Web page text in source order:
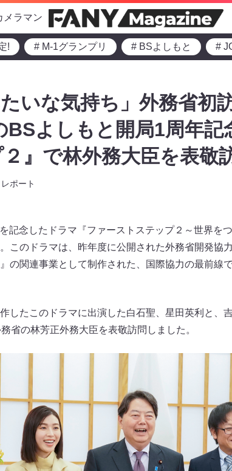
メラマン
! # M-1グランプリ # BSよしもと #
たいな気持ち」外務省初
BSよしもと開局1周年記
』で林外務大臣を表敬
レポート
記念したドラマ『ファーストステップ２～世界を
このドラマは、昨年度に公開された外務省開発協
の関連事業として制作された、国際協力の最前線
したこのドラマに出演した白石聖、星田英利と、
省の林芳正外務大臣を表敬訪問しました。